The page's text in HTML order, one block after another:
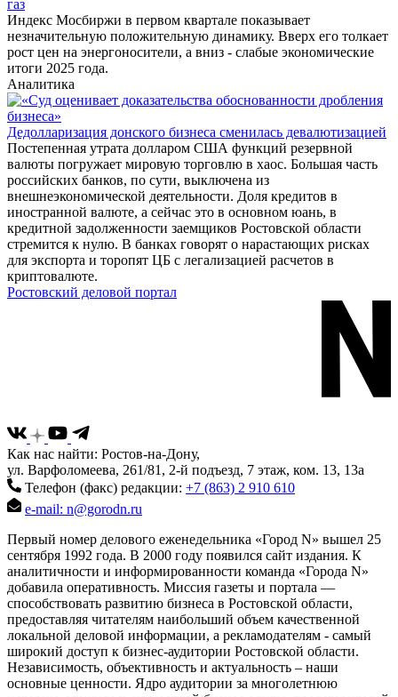
газ
Индекс Мосбиржи в первом квартале показывает
незначительную положительную динамику. Вверх его толкает
рост цен на энергоносители, а вниз - слабые экономические
итоги 2025 года.
Аналитика
Дедолларизация донского бизнеса сменилась девалютизацией
Постепенная утрата долларом США функций резервной
валюты погружает мировую торговлю в хаос. Большая часть
российских банков, по сути, выключена из
внешнеэкономической деятельности. Доля кредитов в
иностранной валюте, а сейчас это в основном юань, в
кредитной задолженности заемщиков Ростовской области
стремится к нулю. В банках говорят о нарастающих рисках
для экспорта и торопят ЦБ с легализацией расчетов в
криптовалюте.
Ростовский деловой портал
Как нас найти: Ростов-на-Дону,
ул. Варфоломеева, 261/81, 2-й подъезд, 7 этаж, ком. 13, 13а
Телефон (факс) редакции: +7 (863) 2 910 610
e-mail: n@gorodn.ru
Первый номер делового еженедельника «Город N» вышел 25
сентября 1992 года. В 2000 году появился сайт издания. К
аналитичности и информированности команда «Города N»
добавила оперативность. Миссия газеты и портала —
способствовать развитию бизнеса в Ростовской области,
предоставляя читателям наибольший объем качественной
локальной деловой информации, а рекламодателям - самый
широкий доступ к бизнес-аудитории Ростовской области.
Независимость, объективность и актуальность – наши
основные ценности. Ядро аудитории за многолетнюю